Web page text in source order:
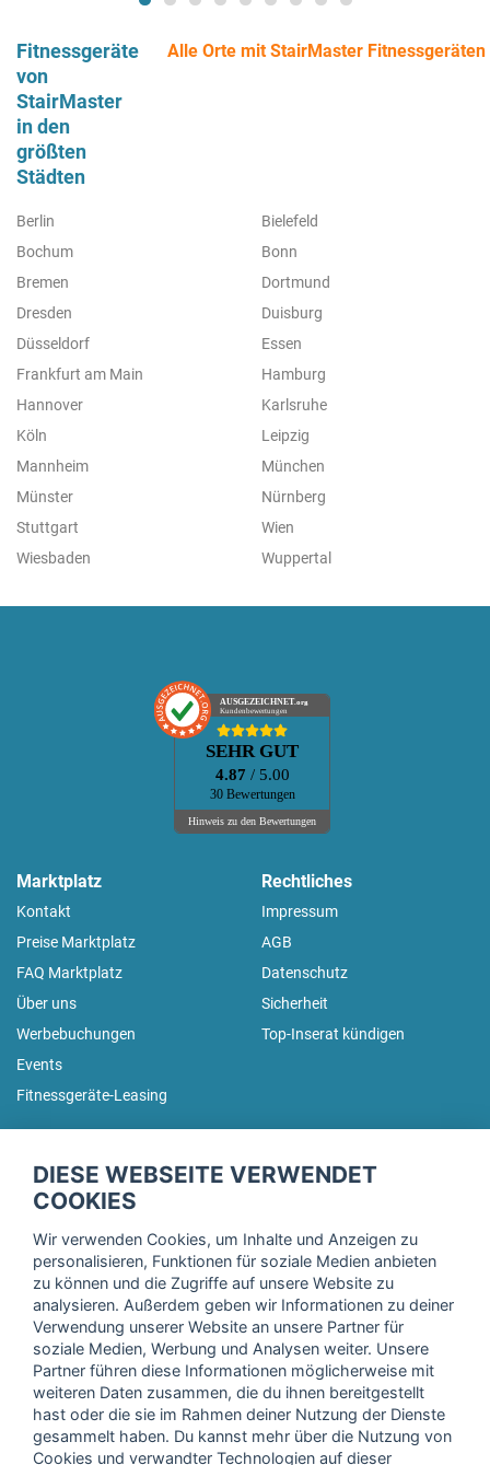
Fitnessgeräte
von
StairMaster
in den
größten
Städten
Alle Orte mit StairMaster Fitnessgeräten
Berlin
Bielefeld
Bochum
Bonn
Bremen
Dortmund
Dresden
Duisburg
Düsseldorf
Essen
Frankfurt am Main
Hamburg
Hannover
Karlsruhe
Köln
Leipzig
Mannheim
München
Münster
Nürnberg
Stuttgart
Wien
Wiesbaden
Wuppertal
AUSGEZEICHNET .org
Kundenbewertungen
SEHR GUT
4.87 / 5.00
30 Bewertungen
Hinweis zu den Bewertungen
Marktplatz
Kontakt
Preise Marktplatz
FAQ Marktplatz
Über uns
Werbebuchungen
Events
Fitnessgeräte-Leasing
Rechtliches
Impressum
AGB
Datenschutz
Sicherheit
Top-Inserat kündigen
Trage dich hier für unseren Newsletter ein und erhalte regelmäßig
Ich stimme der Verarbeitung meiner Daten, wie in der
Einwilligungserklärungder fitnessmarkt.de services GmbH
beschrieben, zu und bestätige, dass ich das 16. Lebensjahr
vollendet habe. Ich kann diese Einwilligung jederzeit mit
Wirkung für die Zukunft widerrufen. Weitere Informationen
finden Sie in unsererDatenschutzerklärung.
DIESE WEBSEITE VERWENDET
COOKIES
Wir verwenden Cookies, um Inhalte und Anzeigen zu
personalisieren, Funktionen für soziale Medien anbieten
zu können und die Zugriffe auf unsere Website zu
analysieren. Außerdem geben wir Informationen zu deiner
Verwendung unserer Website an unsere Partner für
soziale Medien, Werbung und Analysen weiter. Unsere
Partner führen diese Informationen möglicherweise mit
weiteren Daten zusammen, die du ihnen bereitgestellt
hast oder die sie im Rahmen deiner Nutzung der Dienste
gesammelt haben. Du kannst mehr über die Nutzung von
Cookies und verwandter Technologien auf dieser